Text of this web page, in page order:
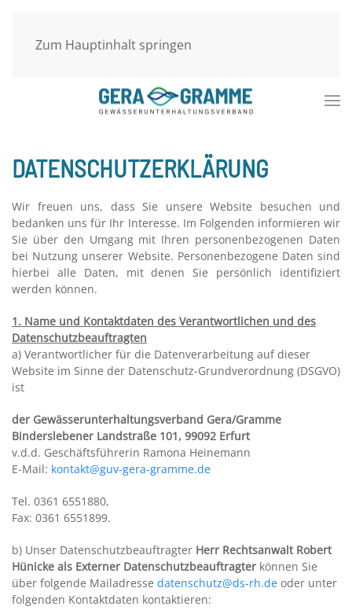
Zum Hauptinhalt springen
DATENSCHUTZERKLÄRUNG
Wir freuen uns, dass Sie unsere Website besuchen und
bedanken uns für Ihr Interesse. Im Folgenden informieren wir
Sie über den Umgang mit Ihren personenbezogenen Daten
bei Nutzung unserer Website. Personenbezogene Daten sind
hierbei alle Daten, mit denen Sie persönlich identifiziert
werden können.
1. Name und Kontaktdaten des Verantwortlichen und des
Datenschutzbeauftragten
a) Verantwortlicher für die Datenverarbeitung auf dieser
Website im Sinne der Datenschutz-Grundverordnung (DSGVO)
ist
der Gewässerunterhaltungsverband Gera/Gramme
Binderslebener Landstraße 101, 99092 Erfurt
v.d.d. Geschäftsführerin Ramona Heinemann
E-Mail: kontakt@guv-gera-gramme.de
Tel. 0361 6551880,
Fax: 0361 6551899.
b) Unser Datenschutzbeauftragter Herr Rechtsanwalt Robert
Hünicke als Externer Datenschutzbeauftragter können Sie
über folgende Mailadresse datenschutz@ds-rh.de oder unter
folgenden Kontaktdaten kontaktieren: